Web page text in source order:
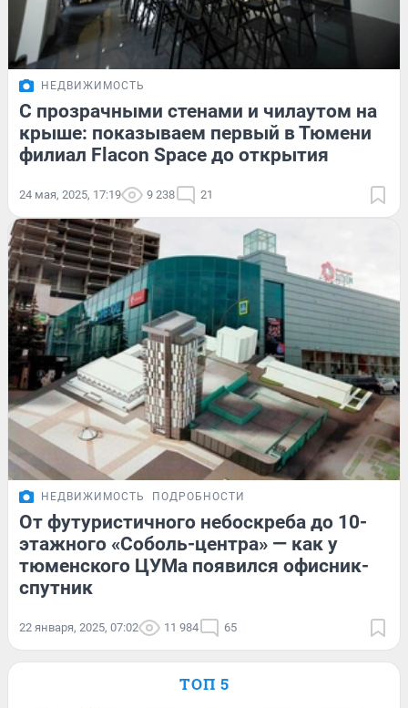
НЕДВИЖИМОСТЬ
С прозрачными стенами и чилаутом на
крыше: показываем первый в Тюмени
филиал Flacon Space до открытия
24 мая, 2025, 17:19 9 238 21
НЕДВИЖИМОСТЬ ПОДРОБНОСТИ
От футуристичного небоскреба до 10-
этажного «Соболь-центра» — как у
тюменского ЦУМа появился офисник-
спутник
22 января, 2025, 07:02 11 984 65
ТОП 5